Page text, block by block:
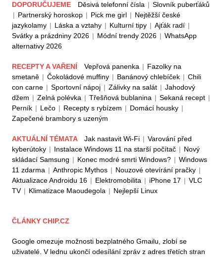
DOPORUČUJEME Děsivá telefonní čísla | Slovník puberťáků
| Partnerský horoskop | Pick me girl | Nejtěžší české
jazykolamy | Láska a vztahy | Kulturní tipy | Ajťák radí |
Svátky a prázdniny 2026 | Módní trendy 2026 | WhatsApp
alternativy 2026
RECEPTY A VAŘENÍ Vepřová panenka | Fazolky na
smetaně | Čokoládové muffiny | Banánový chlebíček | Chili
con carne | Sportovní nápoj | Zálivky na salát | Jahodový
džem | Zelná polévka | Třešňová bublanina | Sekaná recept |
Perník | Lečo | Recepty s rybízem | Domácí housky |
Zapečené brambory s uzeným
AKTUÁLNÍ TÉMATA Jak nastavit Wi-Fi | Varování před
kyberútoky | Instalace Windows 11 na starší počítač | Nový
skládací Samsung | Konec modré smrti Windows? | Windows
11 zdarma | Anthropic Mythos | Nouzové otevírání pračky |
Aktualizace Androidu 16 | Elektromobilita | iPhone 17 | VLC
TV | Klimatizace Maoudegola | Nejlepší Linux
ČLÁNKY CHIP.CZ
Google omezuje možnosti bezplatného Gmailu, zlobí se
uživatelé. V lednu ukončí odesílání zpráv z adres třetích stran